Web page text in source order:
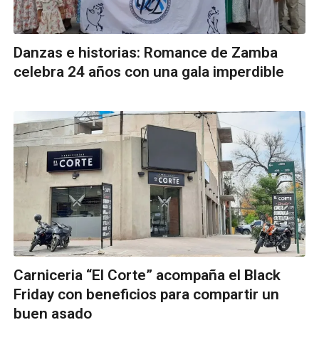
Danzas e historias: Romance de Zamba
celebra 24 años con una gala imperdible
Carniceria “El Corte” acompaña el Black
Friday con beneficios para compartir un
buen asado